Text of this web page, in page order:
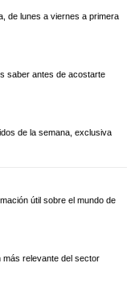
de lunes a viernes a primera
saber antes de acostarte
de la semana, exclusiva
útil sobre el mundo de
más relevante del sector